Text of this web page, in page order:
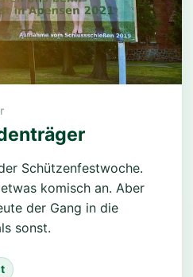
Schützenfestwoche.
komisch an. Aber
der Gang in die
sonst.